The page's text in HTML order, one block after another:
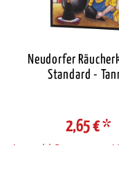
Neudorfer
Standard -
2,65 €*
Auswahl Steuerzone /